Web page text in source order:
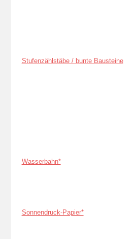
Stufenzählstäbe / bunte Bausteine
Wasserbahn*
Sonnendruck-Papier*